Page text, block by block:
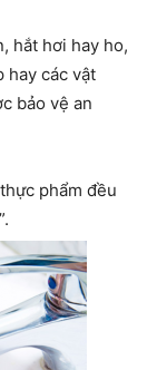
hắt hơi hay ho,
hay các vật
bảo vệ an
phẩm đều